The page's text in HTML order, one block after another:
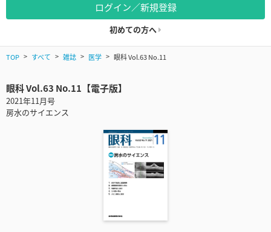
ログイン／新規登録
初めての方へ
TOP すべて 雑誌 医学 眼科 Vol.63 No.11
眼科 Vol.63 No.11【電子版】
2021年11月号
房水のサイエンス